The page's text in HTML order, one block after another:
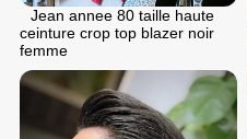
Jean annee 80 taille haute
ceinture crop top blazer noir
femme